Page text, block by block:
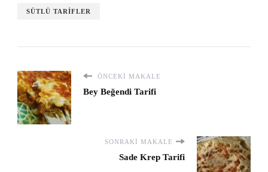
SÜTLÜ TARIFLER
ÖNCEKI MAKALE
Bey Beğendi Tarifi
SONRAKI MAKALE
Sade Krep Tarifi